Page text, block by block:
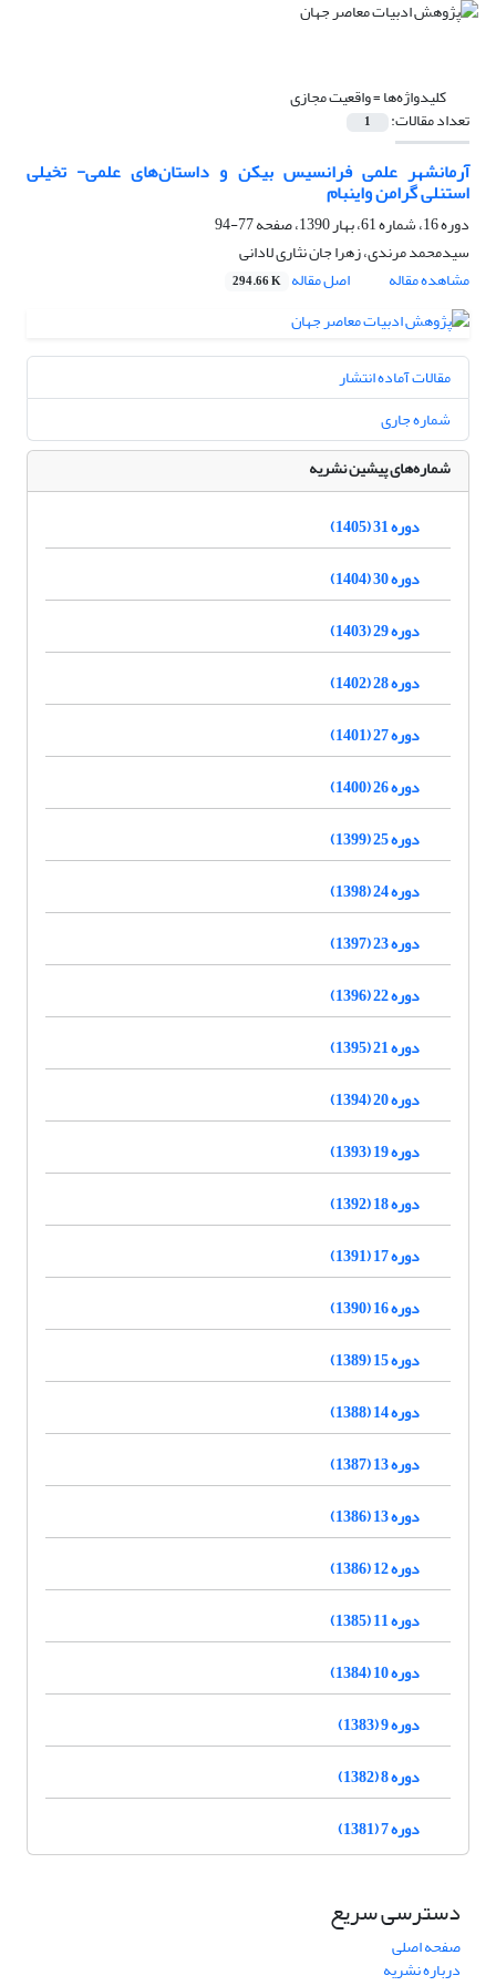
کلیدواژه‌ها =واقعیت مجازی
تعداد مقالات: 1
آرمانشهر علمی فرانسیس بیکن و داستان‌های علمی- تخیلی
استنلی گرامن واینبام
دوره 16، شماره 61، بهار 1390، صفحه
77-94
سیدمحمد مرندی، زهرا جان نثاری لادانی
مشاهده مقاله
اصل مقاله 294.66 K
مقالات آماده انتشار
شماره جاری
شماره‌های پیشین نشریه
دوره 31 (1405)
دوره 30 (1404)
دوره 29 (1403)
دوره 28 (1402)
دوره 27 (1401)
دوره 26 (1400)
دوره 25 (1399)
دوره 24 (1398)
دوره 23 (1397)
دوره 22 (1396)
دوره 21 (1395)
دوره 20 (1394)
دوره 19 (1393)
دوره 18 (1392)
دوره 17 (1391)
دوره 16 (1390)
دوره 15 (1389)
دوره 14 (1388)
دوره 13 (1387)
دوره 13 (1386)
دوره 12 (1386)
دوره 11 (1385)
دوره 10 (1384)
دوره 9 (1383)
دوره 8 (1382)
دوره 7 (1381)
دسترسی سریع
صفحه اصلی
درباره نشریه